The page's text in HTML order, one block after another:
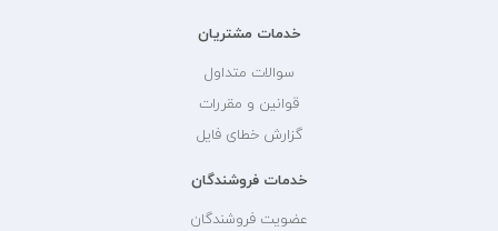
خدمات مشتریان
سوالات متداول
قوانین و مقررات
گزارش خطای فایل
خدمات فروشندگان
عضویت فروشندگان